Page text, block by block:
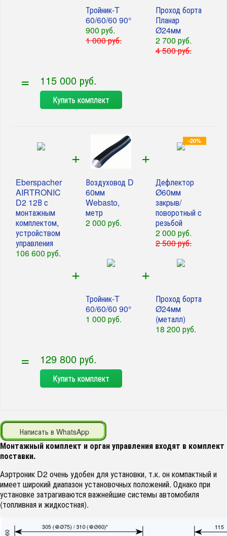
Тройник-T
60/60/60 90°
900 руб.
1 000 руб.
Проход борта
Планар
Ø24мм
2 700 руб.
4 500 руб.
= 115 000 руб.
Купить комплект
Eberspacher
AIRTRONIC
D2 12В с
монтажным
комплектом,
устройством
управления
106 600 руб.
+
Воздуховод D
60мм
Webasto,
метр
2 000 руб.
+
Дефлектор
Ø60мм
закрыв/
поворотный с
резьбой
2 000 руб.
2 500 руб.
-20%
+
Тройник-T
60/60/60 90°
1 000 руб.
+
Проход борта
Ø24мм
(металл)
18 200 руб.
= 129 800 руб.
Купить комплект
Написать в WhatsApp
Монтажный комплект и орган управления входят в комплект
поставки.
Аэртроник D2очень удобен для установки, т.к. он компактный и
имеет широкий диапазон установочных положений. Однако при
установке затрагиваются важнейшие системы автомобиля
(топливная и жидкостная).